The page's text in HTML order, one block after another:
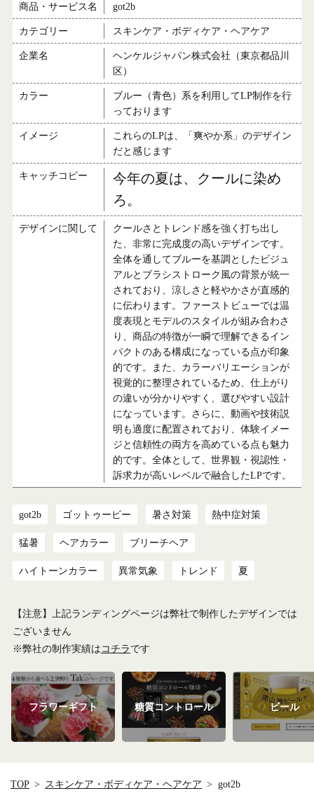
商品・サービス名 got2b
カテゴリー スキンケア・ボディケア・ヘアケア
企業名
ヘンケルジャパン株式会社（東京都品川
区）
カラー
ブルー（青色）系を利用してLP制作を行
っております
イメージ
これらのLPは、「爽やか系」のデザイン
だと感じます
キャッチコピー
今年の夏は、クールに染め
ろ。
デザインに関して
クールさとトレンド感を強く打ち出し
た、非常に完成度の高いデザインです。
全体を通してブルーを基調としたビジュ
アルとブラシストローク風の背景が統一
されており、涼しさと軽やかさが直感的
に伝わります。ファーストビューでは温
度表現とモデルのスタイルが組み合わさ
り、商品の特徴が一瞬で理解できるイン
パクトのある構成になっている点が印象
的です。また、カラーバリエーションが
視覚的に整理されているため、仕上がり
の違いが分かりやすく、選びやすい設計
になっています。さらに、動画や技術説
明も適度に配置されており、体験イメー
ジと信頼性の両方を高めている点も魅力
的です。全体として、世界観・視認性・
訴求力が高いレベルで融合したLPです。
got2b ゴットゥービー 暑さ対策 熱中症対策
猛暑 ヘアカラー ブリーチヘア
ハイトーンカラー 異常気象 トレンド 夏
【注意】上記ランディングページは弊社で制作したデザインでは
ございません
※弊社の制作実績はコチラです
フラワーギフト 糖質コントロール ビール
TOP スキンケア・ボディケア・ヘアケア got2b